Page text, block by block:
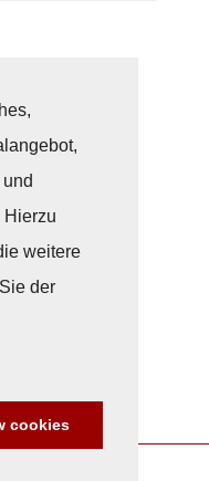
Hierzu
weitere
der
cookies